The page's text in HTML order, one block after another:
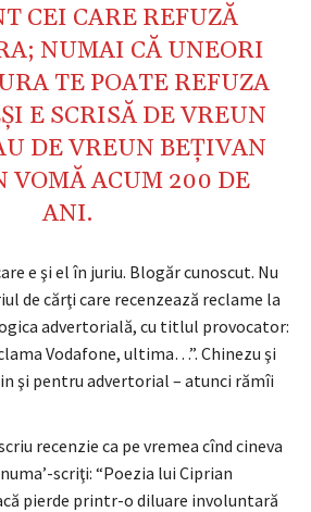
CEI CARE REFUZĂ
NUMAI CĂ UNEORI
TE POATE REFUZA
E SCRISĂ DE VREUN
DE VREUN BEŢIVAN
VOMĂ ACUM 200 DE
ANI.
e şi el în juriu. Blogăr cunoscut. Nu
de cărţi care recenzează reclame la
advertorială, cu titlul provocator:
Vodafone, ultima…”. Chinezu şi
şi pentru advertorial – atunci rămîi
recenzie ca pe vremea cînd cineva
scriţi: “Poezia lui Ciprian
pierde printr-o diluare involuntară